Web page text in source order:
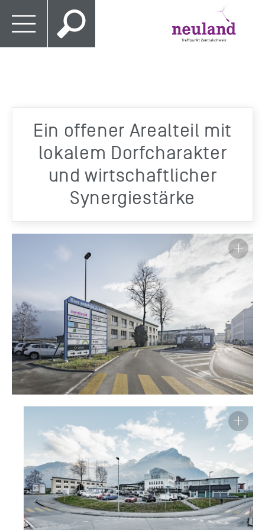
Ein offener Arealteil mit
lokalem Dorfcharakter
und wirtschaftlicher
Synergiestärke